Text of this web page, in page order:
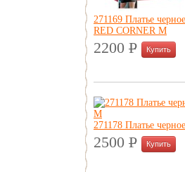
271169 Платье черное
RED CORNER M
2200 P
УБ.
271178 Платье
2500 P
УБ.